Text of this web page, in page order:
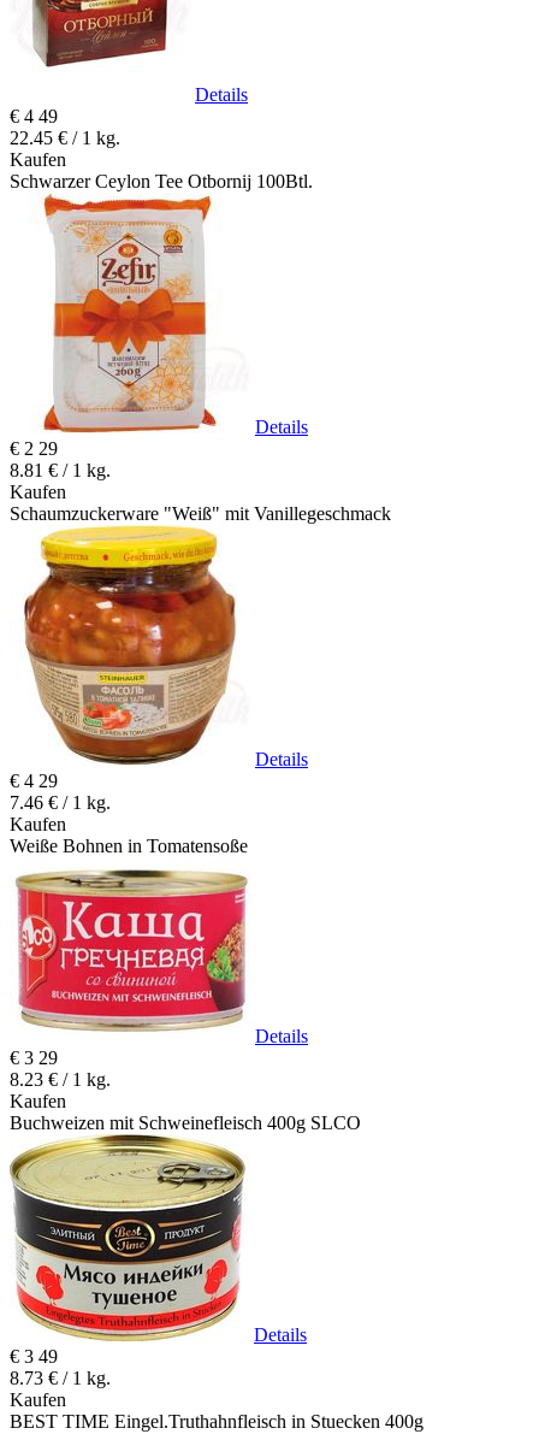
Details
€ 4 49
22.45 € / 1 kg.
Kaufen
Schwarzer Ceylon Tee Otbornij 100Btl.
Details
€ 2 29
8.81 € / 1 kg.
Kaufen
Schaumzuckerware "Weiß" mit Vanillegeschmack
Details
€ 4 29
7.46 € / 1 kg.
Kaufen
Weiße Bohnen in Tomatensoße
Details
€ 3 29
8.23 € / 1 kg.
Kaufen
Buchweizen mit Schweinefleisch 400g SLCO
Details
€ 3 49
8.73 € / 1 kg.
Kaufen
BEST TIME Eingel.Truthahnfleisch in Stuecken 400g